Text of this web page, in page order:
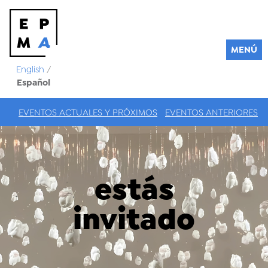
English /
Español
MENÚ
EVENTOS ACTUALES Y PRÓXIMOS EVENTOS ANTERIORES
estás
invitado